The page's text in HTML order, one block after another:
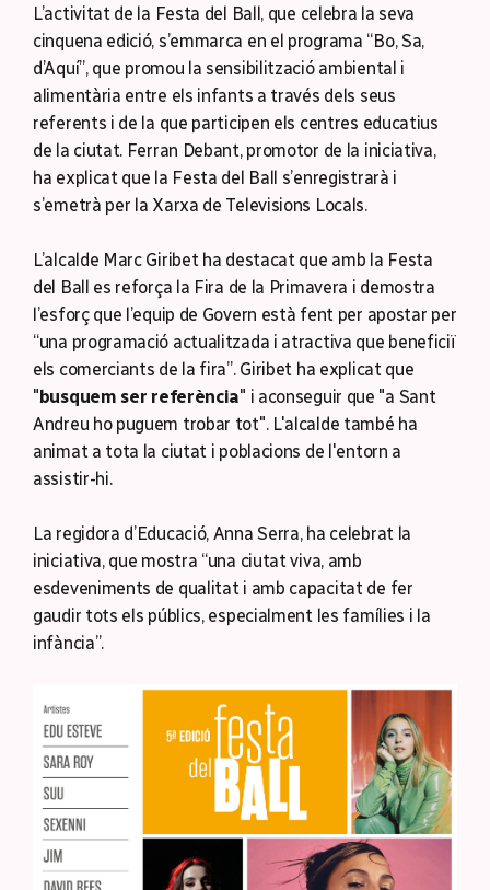
L’activitat de la Festa del Ball, que celebra la seva
cinquena edició, s’emmarca en el programa “Bo, Sa,
d’Aquí”, que promou la sensibilització ambiental i
alimentària entre els infants a través dels seus
referents i de la que participen els centres educatius
de la ciutat. Ferran Debant, promotor de la iniciativa,
ha explicat que la Festa del Ball s’enregistrarà i
s’emetrà per la Xarxa de Televisions Locals.
L’alcalde Marc Giribet ha destacat que amb la Festa
del Ball es reforça la Fira de la Primavera i demostra
l’esforç que l’equip de Govern està fent per apostar per
“una programació actualitzada i atractiva que beneficiï
els comerciants de la fira”. Giribet ha explicat que
"busquem ser referència" i aconseguir que "a Sant
Andreu ho puguem trobar tot". L'alcalde també ha
animat a tota la ciutat i poblacions de l'entorn a
assistir-hi.
La regidora d’Educació, Anna Serra, ha celebrat la
iniciativa, que mostra “una ciutat viva, amb
esdeveniments de qualitat i amb capacitat de fer
gaudir tots els públics, especialment les famílies i la
infància”.